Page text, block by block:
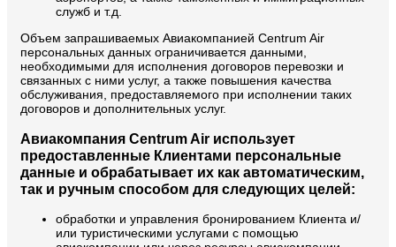
служб и т.д.
Объем запрашиваемых Авиакомпанией Centrum Air
персональных данных ограничивается данными,
необходимыми для исполнения договоров перевозки и
связанных с ними услуг, а также повышения качества
обслуживания, предоставляемого при исполнении таких
договоров и дополнительных услуг.
Авиакомпания Centrum Air использует
предоставленные Клиентами персональные
данные и обрабатывает их как автоматическим,
так и ручным способом для следующих целей:
обработки и управления бронированием Клиента и/
или туристическими услугами с помощью